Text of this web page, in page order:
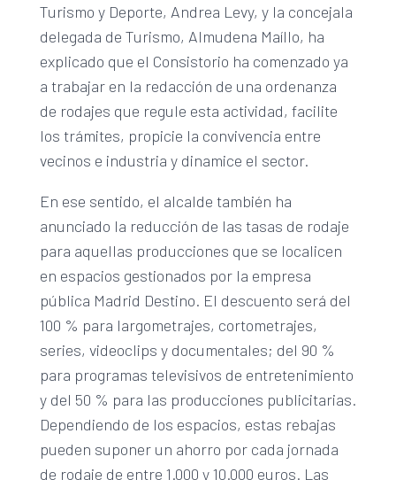
Turismo y Deporte, Andrea Levy, y la concejala
delegada de Turismo, Almudena Maíllo, ha
explicado que el Consistorio ha comenzado ya
a trabajar en la redacción de una ordenanza
de rodajes que regule esta actividad, facilite
los trámites, propicie la convivencia entre
vecinos e industria y dinamice el sector.
En ese sentido, el alcalde también ha
anunciado la reducción de las tasas de rodaje
para aquellas producciones que se localicen
en espacios gestionados por la empresa
pública Madrid Destino. El descuento será del
100 % para largometrajes, cortometrajes,
series, videoclips y documentales; del 90 %
para programas televisivos de entretenimiento
y del 50 % para las producciones publicitarias.
Dependiendo de los espacios, estas rebajas
pueden suponer un ahorro por cada jornada
de rodaje de entre 1.000 y 10.000 euros. Las